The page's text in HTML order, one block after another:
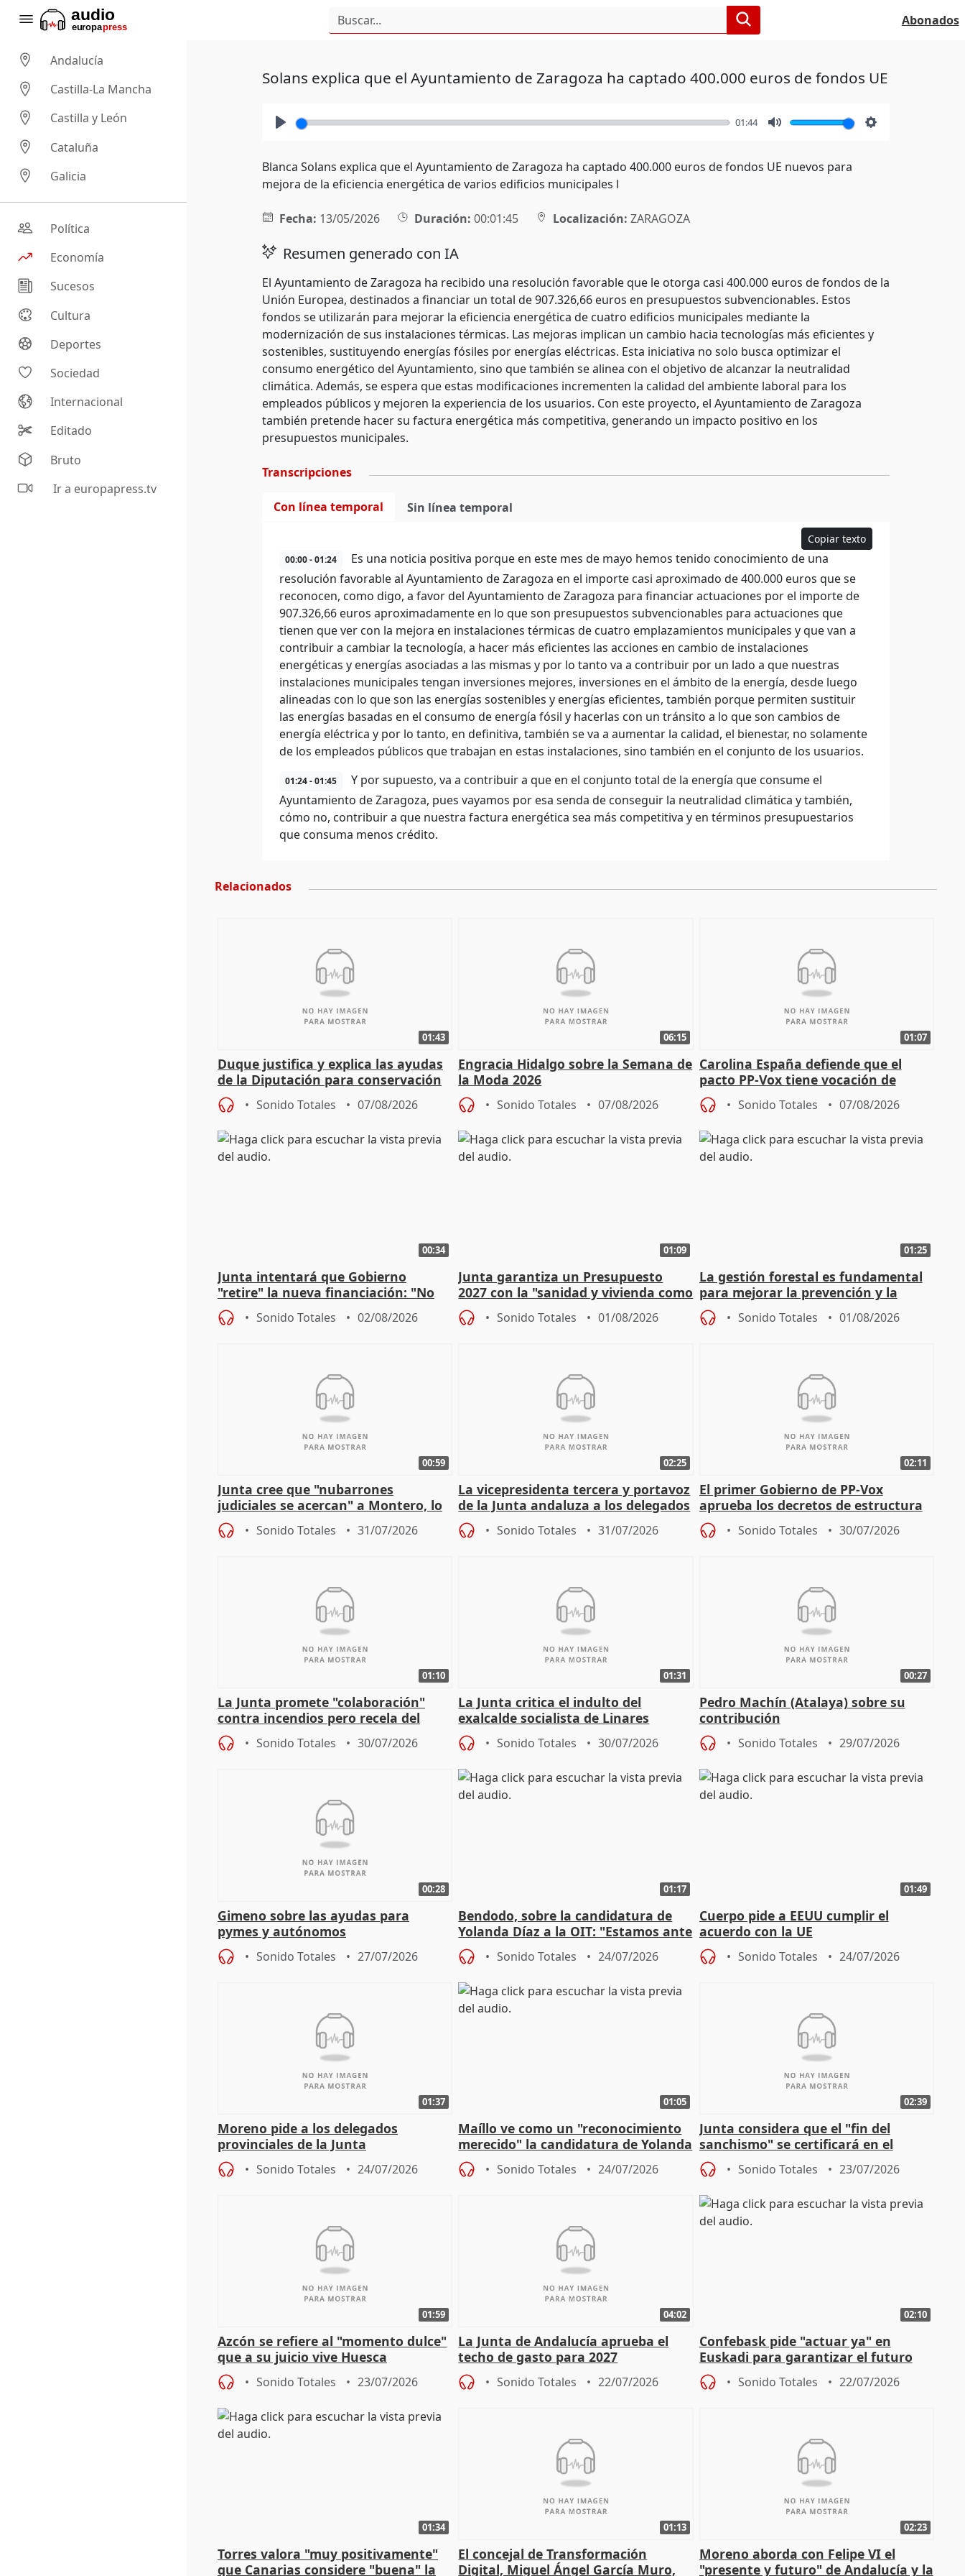
Abonados
Andalucía
Castilla-La Mancha
Castilla y León
Cataluña
Galicia
Política
Economía
Sucesos
Cultura
Deportes
Sociedad
Internacional
Editado
Bruto
Ir a europapress.tv
Solans explica que el Ayuntamiento de Zaragoza ha captado 400.000 euros de fondos UE
01:44
Blanca Solans explica que el Ayuntamiento de Zaragoza ha captado 400.000 euros de fondos UE nuevos para
mejora de la eficiencia energética de varios edificios municipales l
Fecha: 13/05/2026 Duración: 00:01:45 Localización: ZARAGOZA
Resumen generado con IA
El Ayuntamiento de Zaragoza ha recibido una resolución favorable que le otorga casi 400.000 euros de fondos de la
Unión Europea, destinados a financiar un total de 907.326,66 euros en presupuestos subvencionables. Estos
fondos se utilizarán para mejorar la eficiencia energética de cuatro edificios municipales mediante la
modernización de sus instalaciones térmicas. Las mejoras implican un cambio hacia tecnologías más eficientes y
sostenibles, sustituyendo energías fósiles por energías eléctricas. Esta iniciativa no solo busca optimizar el
consumo energético del Ayuntamiento, sino que también se alinea con el objetivo de alcanzar la neutralidad
climática. Además, se espera que estas modificaciones incrementen la calidad del ambiente laboral para los
empleados públicos y mejoren la experiencia de los usuarios. Con este proyecto, el Ayuntamiento de Zaragoza
también pretende hacer su factura energética más competitiva, generando un impacto positivo en los
presupuestos municipales.
Transcripciones
Con línea temporal Sin línea temporal
Copiar texto
00:00 - 01:24
Es una noticia positiva porque en este mes de mayo hemos tenido conocimiento de una
resolución favorable al Ayuntamiento de Zaragoza en el importe casi aproximado de 400.000 euros que se
reconocen, como digo, a favor del Ayuntamiento de Zaragoza para financiar actuaciones por el importe de
907.326,66 euros aproximadamente en lo que son presupuestos subvencionables para actuaciones que
tienen que ver con la mejora en instalaciones térmicas de cuatro emplazamientos municipales y que van a
contribuir a cambiar la tecnología, a hacer más eficientes las acciones en cambio de instalaciones
energéticas y energías asociadas a las mismas y por lo tanto va a contribuir por un lado a que nuestras
instalaciones municipales tengan inversiones mejores, inversiones en el ámbito de la energía, desde luego
alineadas con lo que son las energías sostenibles y energías eficientes, también porque permiten sustituir
las energías basadas en el consumo de energía fósil y hacerlas con un tránsito a lo que son cambios de
energía eléctrica y por lo tanto, en definitiva, también se va a aumentar la calidad, el bienestar, no solamente
de los empleados públicos que trabajan en estas instalaciones, sino también en el conjunto de los usuarios.
01:24 - 01:45
Y por supuesto, va a contribuir a que en el conjunto total de la energía que consume el
Ayuntamiento de Zaragoza, pues vayamos por esa senda de conseguir la neutralidad climática y también,
cómo no, contribuir a que nuestra factura energética sea más competitiva y en términos presupuestarios
que consuma menos crédito.
Relacionados
01:43
Duque justifica y explica las ayudas
de la Diputación para conservación
del patrimonio
Sonido Totales 07/08/2026
06:15
Engracia Hidalgo sobre la Semana de
la Moda 2026
Sonido Totales 07/08/2026
01:07
Carolina España defiende que el
pacto PP-Vox tiene vocación de
"durar toda la legislatura"
Sonido Totales 07/08/2026
00:34
Junta intentará que Gobierno
"retire" la nueva financiación: "No
puede ser saqueo a las arcas"
Sonido Totales 02/08/2026
01:09
Junta garantiza un Presupuesto
2027 con la "sanidad y vivienda como
prioridades"
Sonido Totales 01/08/2026
01:25
La gestión forestal es fundamental
para mejorar la prevención y la
actuación frente a incendios
Sonido Totales 01/08/2026
00:59
Junta cree que "nubarrones
judiciales se acercan" a Montero, lo
que la lleva a estar en el "ruido pe
Sonido Totales 31/07/2026
02:25
La vicepresidenta tercera y portavoz
de la Junta andaluza a los delegados
territoriales en Málaga
Sonido Totales 31/07/2026
02:11
El primer Gobierno de PP-Vox
aprueba los decretos de estructura
de sus consejerías
Sonido Totales 30/07/2026
01:10
La Junta promete "colaboración"
contra incendios pero recela del
pacto de Estado de Sánchez
Sonido Totales 30/07/2026
01:31
La Junta critica el indulto del
exalcalde socialista de Linares
"condenado por corrupción"
Sonido Totales 30/07/2026
00:27
Pedro Machín (Atalaya) sobre su
contribución
Sonido Totales 29/07/2026
00:28
Gimeno sobre las ayudas para
pymes y autónomos
Sonido Totales 27/07/2026
01:17
Bendodo, sobre la candidatura de
Yolanda Díaz a la OIT: "Estamos ante
un plan de evacuación"
Sonido Totales 24/07/2026
01:49
Cuerpo pide a EEUU cumplir el
acuerdo con la UE
Sonido Totales 24/07/2026
01:37
Moreno pide a los delegados
provinciales de la Junta
"determinación para afrontar los
retos", diálog
Sonido Totales 24/07/2026
01:05
Maíllo ve como un "reconocimiento
merecido" la candidatura de Yolanda
Díaz a la OIT
Sonido Totales 24/07/2026
02:39
Junta considera que el "fin del
sanchismo" se certificará en el
Congreso con la "caída" del techo de
Sonido Totales 23/07/2026
01:59
Azcón se refiere al "momento dulce"
que a su juicio vive Huesca
Sonido Totales 23/07/2026
04:02
La Junta de Andalucía aprueba el
techo de gasto para 2027
Sonido Totales 22/07/2026
02:10
Confebask pide "actuar ya" en
Euskadi para garantizar el futuro
con un pacto de país
Sonido Totales 22/07/2026
01:34
Torres valora "muy positivamente"
que Canarias considere "buena" la
01:13
El concejal de Transformación
Digital, Miguel Ángel García Muro,
02:23
Moreno aborda con Felipe VI el
"presente y futuro" de Andalucía y la